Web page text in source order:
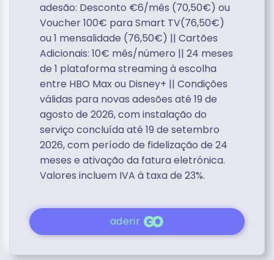
adesão: Desconto €6/mês (70,50€) ou
Voucher 100€ para Smart TV(76,50€)
ou 1 mensalidade (76,50€) || Cartões
Adicionais: 10€ mês/número || 24 meses
de 1 plataforma streaming à escolha
entre HBO Max ou Disney+ || Condições
válidas para novas adesões até 19 de
agosto de 2026, com instalação do
serviço concluída até 19 de setembro
2026, com período de fidelização de 24
meses e ativação da fatura eletrónica.
Valores incluem IVA à taxa de 23%.
aderir